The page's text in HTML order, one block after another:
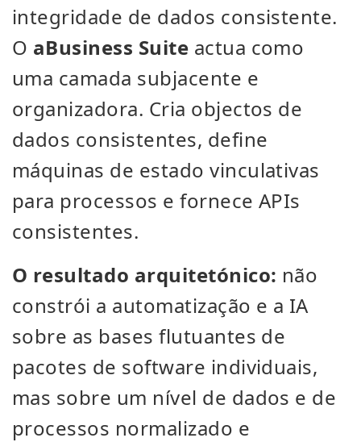
integridade de dados consistente.
O aBusiness Suite actua como
uma camada subjacente e
organizadora. Cria objectos de
dados consistentes, define
máquinas de estado vinculativas
para processos e fornece APIs
consistentes.
O resultado arquitetónico: não
constrói a automatização e a IA
sobre as bases flutuantes de
pacotes de software individuais,
mas sobre um nível de dados e de
processos normalizado e